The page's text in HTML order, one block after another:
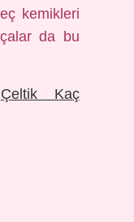
kemikleri
da bu
Çeltik Kaç